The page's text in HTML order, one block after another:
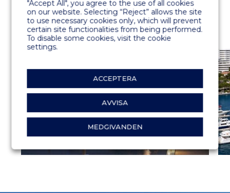
"Accept All", you agree to the use of all cookies
on our website. Selecting “Reject” allows the site
to use necessary cookies only, which will prevent
certain site functionalities from being performed.
To disable some cookies, visit the cookie
settings.
ACCEPTERA
AVVISA
MEDGIVANDEN